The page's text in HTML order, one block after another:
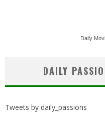
Daily
DAILY
Tweets by daily_passions